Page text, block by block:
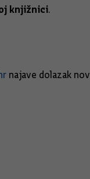
knjižnici.
najave dolazak